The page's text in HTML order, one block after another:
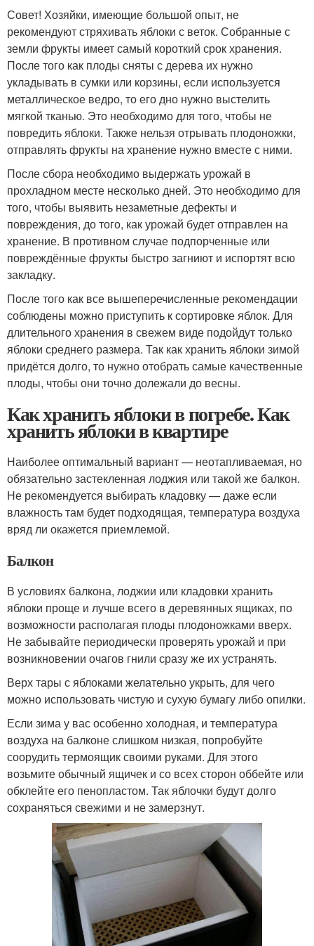
Совет! Хозяйки, имеющие большой опыт, не
рекомендуют стряхивать яблоки с веток. Собранные с
земли фрукты имеет самый короткий срок хранения.
После того как плоды сняты с дерева их нужно
укладывать в сумки или корзины, если используется
металлическое ведро, то его дно нужно выстелить
мягкой тканью. Это необходимо для того, чтобы не
повредить яблоки. Также нельзя отрывать плодоножки,
отправлять фрукты на хранение нужно вместе с ними.
После сбора необходимо выдержать урожай в
прохладном месте несколько дней. Это необходимо для
того, чтобы выявить незаметные дефекты и
повреждения, до того, как урожай будет отправлен на
хранение. В противном случае подпорченные или
повреждённые фрукты быстро загниют и испортят всю
закладку.
После того как все вышеперечисленные рекомендации
соблюдены можно приступить к сортировке яблок. Для
длительного хранения в свежем виде подойдут только
яблоки среднего размера. Так как хранить яблоки зимой
придётся долго, то нужно отобрать самые качественные
плоды, чтобы они точно долежали до весны.
Как хранить яблоки в погребе. Как
хранить яблоки в квартире
Наиболее оптимальный вариант — неотапливаемая, но
обязательно застекленная лоджия или такой же балкон.
Не рекомендуется выбирать кладовку — даже если
влажность там будет подходящая, температура воздуха
вряд ли окажется приемлемой.
Балкон
В условиях балкона, лоджии или кладовки хранить
яблоки проще и лучше всего в деревянных ящиках, по
возможности располагая плоды плодоножками вверх.
Не забывайте периодически проверять урожай и при
возникновении очагов гнили сразу же их устранять.
Верх тары с яблоками желательно укрыть, для чего
можно использовать чистую и сухую бумагу либо опилки.
Если зима у вас особенно холодная, и температура
воздуха на балконе слишком низкая, попробуйте
соорудить термоящик своими руками. Для этого
возьмите обычный ящичек и со всех сторон оббейте или
обклейте его пенопластом. Так яблочки будут долго
сохраняться свежими и не замерзнут.